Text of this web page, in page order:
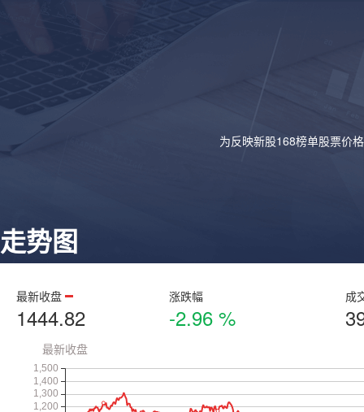
为反映新股168榜单股票价
走势图
最新收盘
1444.82
涨跌幅
-2.96 %
成